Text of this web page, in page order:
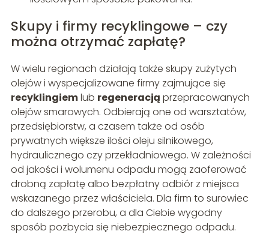
Skupy i firmy recyklingowe – czy
można otrzymać zapłatę?
W wielu regionach działają także skupy zużytych
olejów i wyspecjalizowane firmy zajmujące się
recyklingiemlub regeneracją przepracowanych
olejów smarowych. Odbierają one od warsztatów,
przedsiębiorstw, a czasem także od osób
prywatnych większe ilości oleju silnikowego,
hydraulicznego czy przekładniowego. W zależności
od jakości i wolumenu odpadu mogą zaoferować
drobną zapłatę albo bezpłatny odbiór z miejsca
wskazanego przez właściciela. Dla firm to surowiec
do dalszego przerobu, a dla Ciebie wygodny
sposób pozbycia się niebezpiecznego odpadu.